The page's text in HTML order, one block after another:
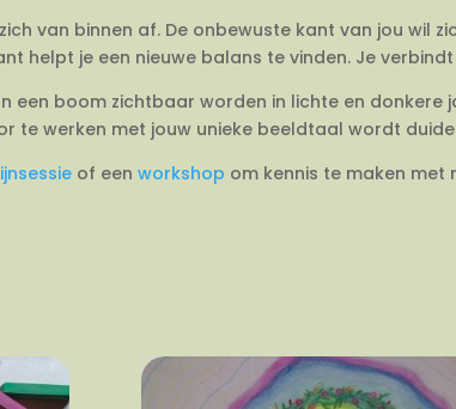
van binnen af. De onbewuste kant van jou wil
helpt je een nieuwe balans te vinden. Je
een boom zichtbaar worden in lichte en donkere
te werken met jouw unieke beeldtaal wordt
of eenworkshop om kennis te maken met